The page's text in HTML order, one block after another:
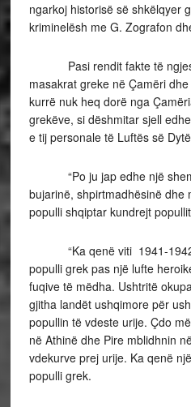
ngarkoj historisë së shkëlqyer
kriminelësh me G. Zografon
Pasi rendit fakte të
masakrat greke në Çamëri
kurrë nuk heq dorë nga
grekëve, si dëshmitar sjell
e tij personale të Luftës së
“Po ju jap edhe një
bujarinë, shpirtmadhësinë dhe
populli shqiptar kundrejt
“Ka qenë viti 1941-1942,
populli grek pas një lufte
fuqive të mëdha. Ushtritë
gjitha landët ushqimore për
popullin të vdeste urije. Çdo
në Athinë dhe Pire mblidhnin
vdekurve prej urije. Ka qenë
populli grek.